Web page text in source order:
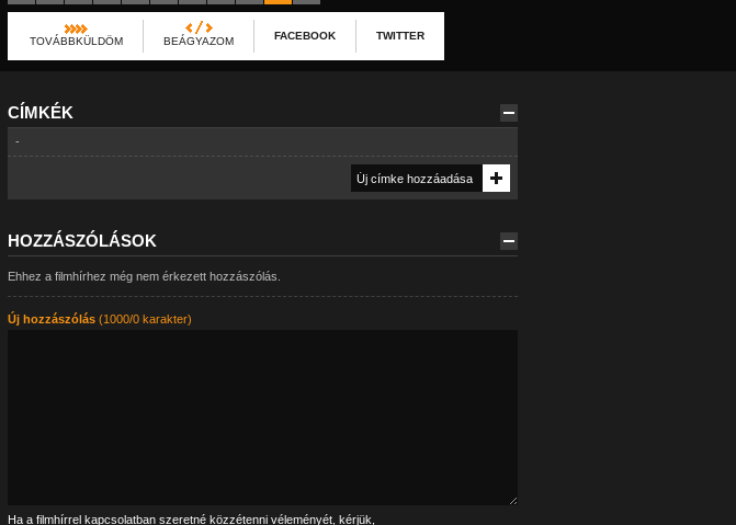
TOVÁBBKÜLDÖM BEÁGYAZOM FACEBOOK TWITTER
CÍMKÉK
-
HOZZÁSZÓLÁSOK
Ehhez a filmhírhez még nem érkezett hozzászólás.
Új hozzászólás(1000/0 karakter)
Ha a filmhírrel kapcsolatban szeretné közzétenni véleményét, kérjük,